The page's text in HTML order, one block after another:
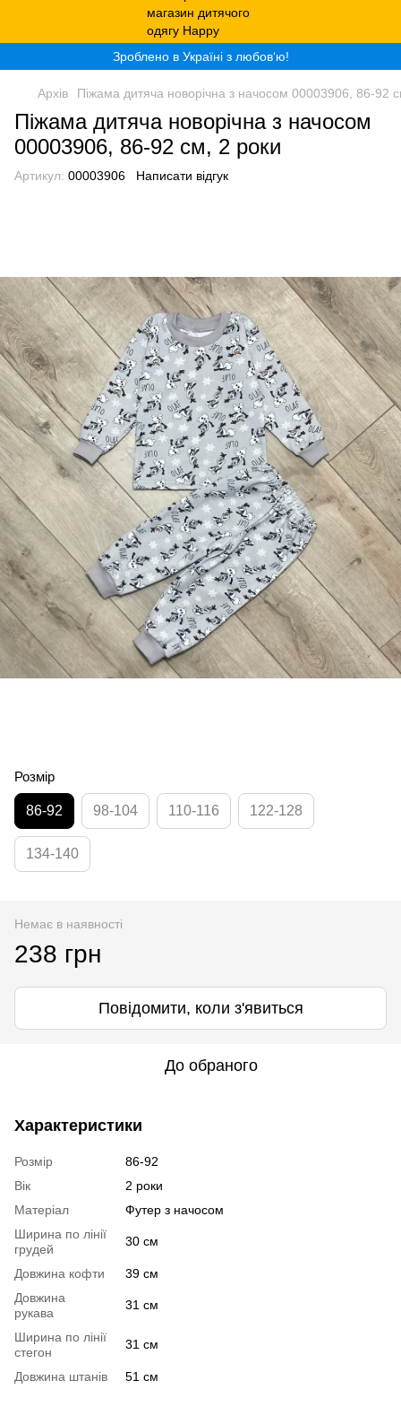
Зроблено в Україні з любов‘ю!
Архів Піжама дитяча новорічна з начосом 00003906, 86-92
Піжама дитяча новорічна з начосом
00003906, 86-92 см, 2 роки
Артикул: 00003906 Написати відгук
Розмір
86-92 98-104 110-116 122-128
134-140
Немає в наявності
238 грн
Повідомити, коли з'явиться
До обраного
Характеристики
Розмір
86-92
Вік
2 роки
Матеріал
Футер з начосом
Ширина по лінії
грудей
30 см
Довжина кофти
39 см
Довжина
рукава
31 см
Ширина по лінії
стегон
31 см
Довжина штанів 51 см